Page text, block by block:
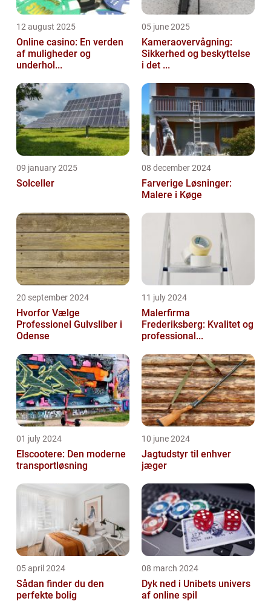
12 august 2025
Online casino: En verden
af muligheder og
underhol...
05 june 2025
Kameraovervågning:
Sikkerhed og beskyttelse
i det ...
09 january 2025
Solceller
08 december 2024
Farverige Løsninger:
Malere i Køge
20 september 2024
Hvorfor Vælge
Professionel Gulvsliber i
Odense
11 july 2024
Malerfirma
Frederiksberg: Kvalitet og
professional...
01 july 2024
Elscootere: Den moderne
transportløsning
10 june 2024
Jagtudstyr til enhver
jæger
05 april 2024
Sådan finder du den
perfekte bolig
08 march 2024
Dyk ned i Unibets univers
af online spil